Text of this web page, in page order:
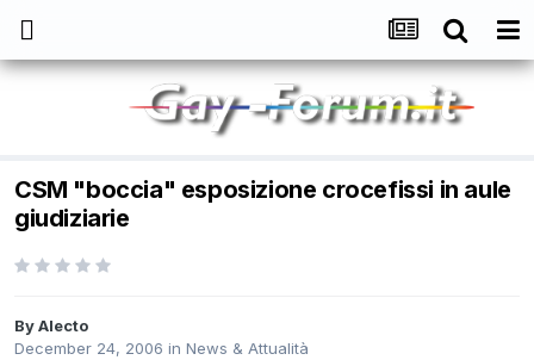
CSM "boccia" esposizione crocefissi in aule
giudiziarie
ByAlecto
December 24, 2006 in News & Attualità